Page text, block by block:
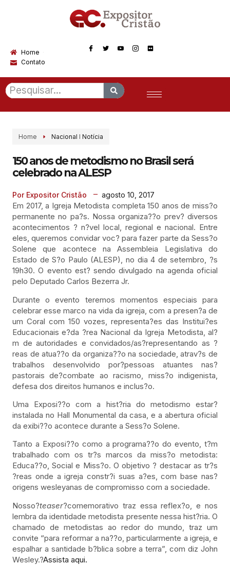
Home
Contato
Home Nacional I Notícia
150 anos de metodismo no Brasil será
celebrado na ALESP
Por Expositor Cristão agosto 10, 2017
Em 2017, a Igreja Metodista completa 150 anos de miss?o
permanente no pa?s. Nossa organiza??o prev? diversos
acontecimentos ? n?vel local, regional e nacional. Entre
eles, queremos convidar voc? para fazer parte da Sess?o
Solene que acontece na Assembleia Legislativa do
Estado de S?o Paulo (ALESP), no dia 4 de setembro, ?s
19h30. O evento est? sendo divulgado na agenda oficial
pelo Deputado Carlos Bezerra Jr.
Durante o evento teremos momentos especiais para
celebrar esse marco na vida da igreja, com a presen?a de
um Coral com 150 vozes, representa?es das Institui?es
Educacionais e?da ?rea Nacional da Igreja Metodista, al?
m de autoridades e convidados/as?representando as ?
reas de atua??o da organiza??o na sociedade, atrav?s de
trabalhos desenvolvido por?pessoas atuantes nas?
pastorais de?combate ao racismo, miss?o indigenista,
defesa dos direitos humanos e inclus?o.
Uma Exposi??o com a hist?ria do metodismo estar?
instalada no Hall Monumental da casa, e a abertura oficial
da exibi??o acontece durante a Sess?o Solene.
Tanto a Exposi??o como a programa??o do evento, t?m
trabalhado com os tr?s marcos da miss?o metodista:
Educa??o, Social e Miss?o. O objetivo ? destacar as tr?s
?reas onde a igreja constr?i suas a?es, com base nas?
origens wesleyanas de compromisso com a sociedade.
Nosso?teaser?comemorativo traz essa reflex?o, e nos
lembra da identidade metodista presente nessa hist?ria. O
chamado de metodistas ao redor do mundo, traz um
convite “para reformar a na??o, particularmente a igreja, e
espalhar a santidade b?blica sobre a terra”, com diz John
Wesley.?Assista aqui.